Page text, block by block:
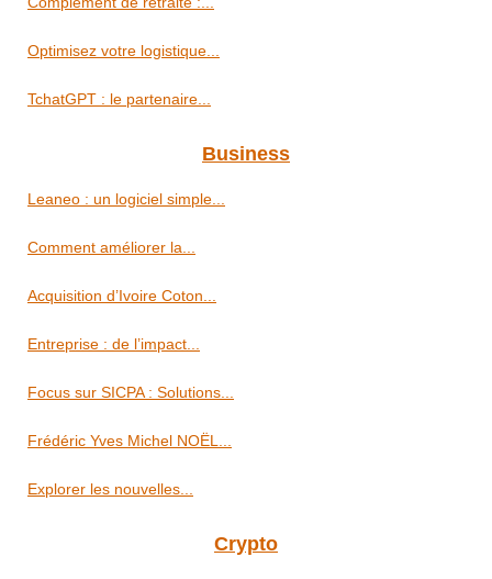
Optimisez votre logistique...
TchatGPT : le partenaire...
Business
Leaneo : un logiciel simple...
Comment améliorer la...
Acquisition d’Ivoire Coton...
Entreprise : de l’impact...
Focus sur SICPA : Solutions...
Frédéric Yves Michel NOËL...
Explorer les nouvelles...
Crypto